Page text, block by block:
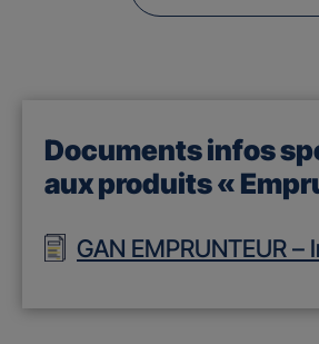
Documents infos
aux produits «
GAN EMPRUNTEUR –